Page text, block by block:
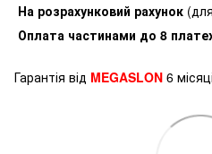
На розрахунковий рахунок
Оплата частинами до 8
Гарантія від MEGASLON 6